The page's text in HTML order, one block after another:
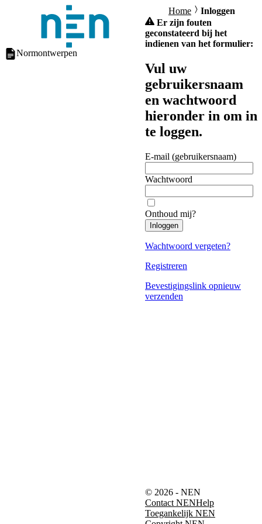
Normontwerpen
Home
Inloggen
Er zijn fouten
geconstateerd bij het
indienen van het formulier:
Vul uw
gebruikersnaam
en wachtwoord
hieronder in om in
te loggen.
E-mail (gebruikersnaam)
Wachtwoord
Onthoud mij?
Inloggen
Wachtwoord vergeten?
Registreren
Bevestigingslink opnieuw
verzenden
© 2026 - NEN
Contact NENHelp
Toegankelijk NEN